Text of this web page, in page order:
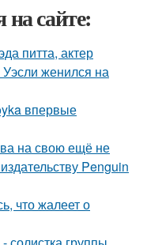
сайте:
питта, актер
женился на
впервые
на свою ещё не
Penguin
что жалеет о